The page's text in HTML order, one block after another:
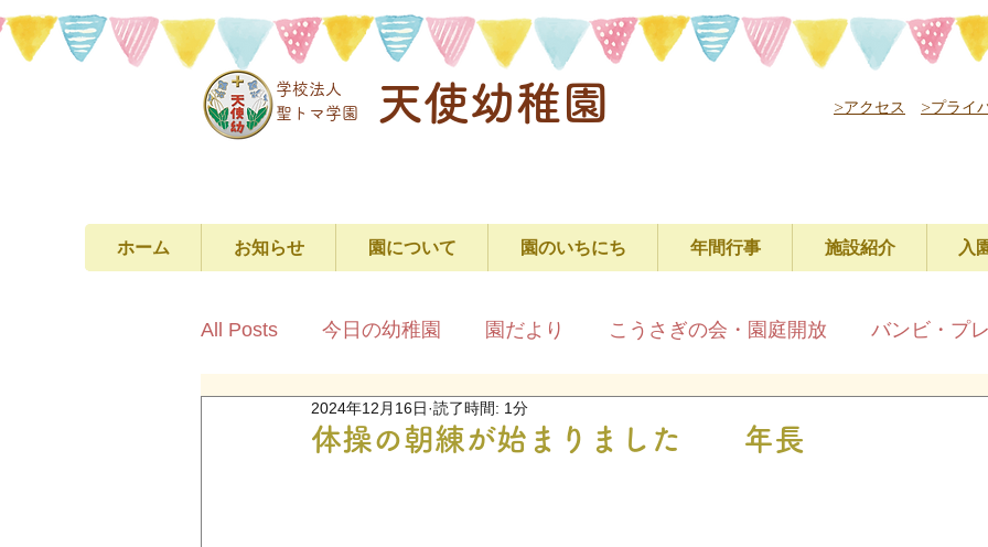
学校法人
​聖トマ学園
天使幼稚園 >アクセス >プライ
ホーム お知らせ 園について 園のいちにち 年間行事 施設紹介 入
All Posts 今日の幼稚園 園だより こうさぎの会・園庭開放 バンビ・プ
体操の朝練が始まりました 年長
2024年12月16日 読了時間: 1分